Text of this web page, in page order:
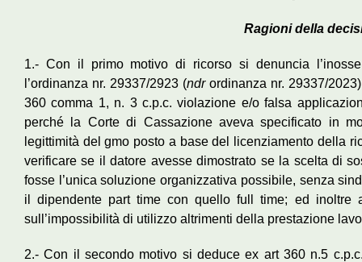
Ragioni della
1.- Con il primo motivo di ricorso si denuncia
l’ordinanza nr. 29337/2923 (ndrordinanza nr. 29337/
360 comma 1, n. 3 c.p.c. violazione e/o falsa
perché la Corte di Cassazione aveva specificato in
legittimità del gmo posto a base del licenziamento della
verificare se il datore avesse dimostrato se la scelta di
fosse l’unica soluzione organizzativa possibile, senza
il dipendente part time con quello full time; ed inoltre
sull’impossibilità di utilizzo altrimenti della prestazione
2.- Con il secondo motivo si deduce ex art 360 n.5